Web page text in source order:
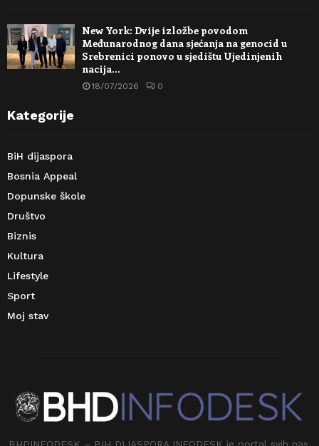
New York: Dvije izložbe povodom
Međunarodnog dana sjećanja na genocid u
Srebrenici ponovo u sjedištu Ujedinjenih
nacija…
18/07/2026 0
Kategorije
BiH dijaspora
Bosnia Appeal
Dopunske škole
Društvo
Biznis
Kultura
Lifestyle
Sport
Moj stav